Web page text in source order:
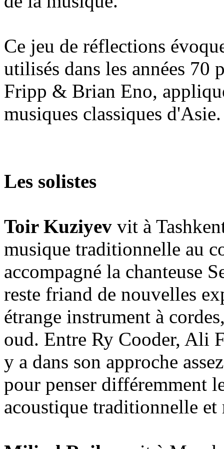
Ce jeu de réflections
utilisés dans les années
Fripp & Brian Eno,
musiques classiques d'Asie.
Les solistes
Toir Kuziyev vit à
musique traditionnelle au
accompagné la chanteuse
reste friand de nouvelles
étrange instrument à
oud. Entre Ry Cooder, Ali
y a dans son approche
pour penser différemment
acoustique traditionnelle